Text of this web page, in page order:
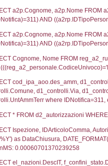
Debug
sql: SELECT
sql: SELECT
sql: SELECT
sql: SELECT
sql: SELECT